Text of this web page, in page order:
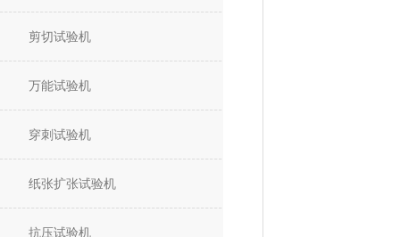
剪切试验机
万能试验机
穿刺试验机
纸张扩张试验机
抗压试验机